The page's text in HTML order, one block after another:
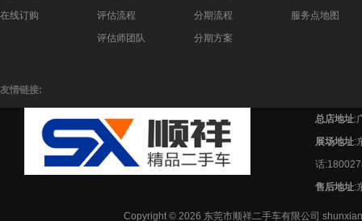
在线订购
评估流程
评估师团队
分期流程
分期方案
服务点地图
友情链接:
总店地址:
展场地址:
话
售后地址:
Copyright © 2026 东莞市顺祥二手车有限公司